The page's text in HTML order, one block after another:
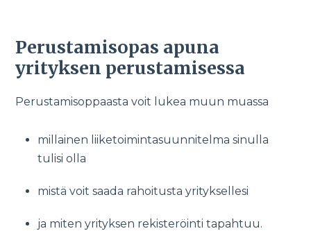
Perustamisopas apuna
yrityksen perustamisessa
Perustamisoppaasta voit lukea muun muassa
millainen liiketoimintasuunnitelma sinulla
tulisi olla
mistä voit saada rahoitusta yrityksellesi
ja miten yrityksen rekisteröinti tapahtuu.